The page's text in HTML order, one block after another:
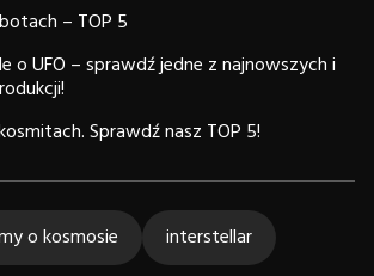
– TOP 5
o UFO – sprawdź jedne z najnowszych i
Sprawdź nasz TOP 5!
o kosmosie
interstellar